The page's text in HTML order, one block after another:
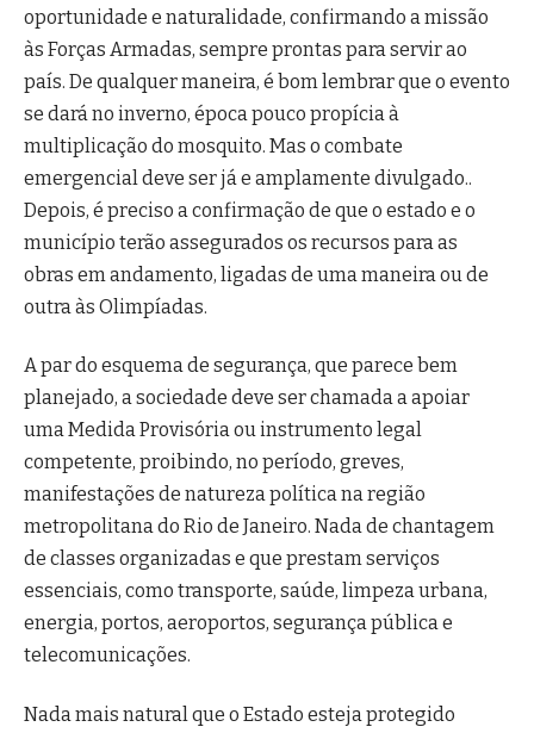
oportunidade e naturalidade, confirmando a missão
às Forças Armadas, sempre prontas para servir ao
país. De qualquer maneira, é bom lembrar que o evento
se dará no inverno, época pouco propícia à
multiplicação do mosquito. Mas o combate
emergencial deve ser já e amplamente divulgado..
Depois, é preciso a confirmação de que o estado e o
município terão assegurados os recursos para as
obras em andamento, ligadas de uma maneira ou de
outra às Olimpíadas.
A par do esquema de segurança, que parece bem
planejado, a sociedade deve ser chamada a apoiar
uma Medida Provisória ou instrumento legal
competente, proibindo, no período, greves,
manifestações de natureza política na região
metropolitana do Rio de Janeiro. Nada de chantagem
de classes organizadas e que prestam serviços
essenciais, como transporte, saúde, limpeza urbana,
energia, portos, aeroportos, segurança pública e
telecomunicações.
Nada mais natural que o Estado esteja protegido